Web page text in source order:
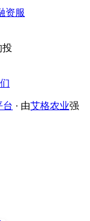
投
台 · 由艾格农业强